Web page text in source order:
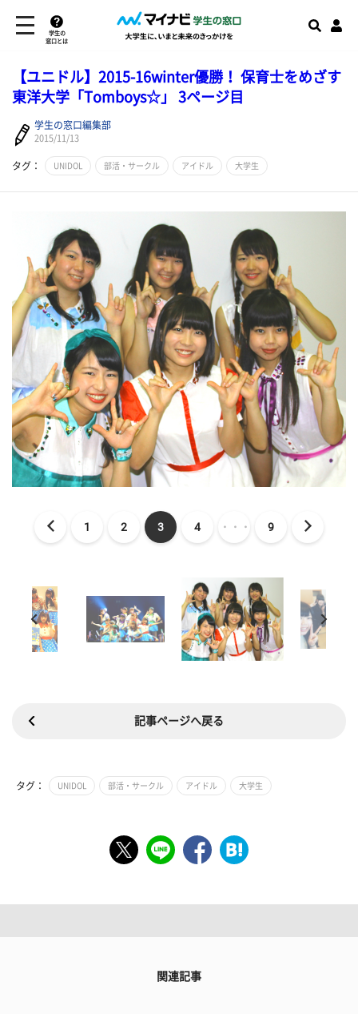
学生の
窓口とは
【ユニドル】​2015-16winter優勝！ 保育士をめざす
東洋大学「Tomboys☆」 3ページ目
学生の窓口編集部
2015/11/13
タグ： UNIDOL 部活・サークル アイドル 大学生
1 2 3 4 ・・・ 9
記事ページへ戻る
タグ： UNIDOL 部活・サークル アイドル 大学生
関連記事